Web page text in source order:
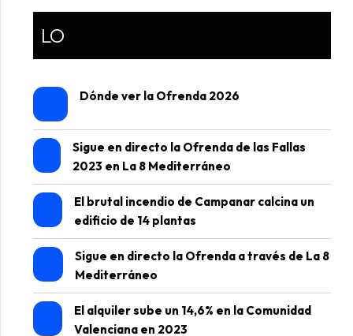
LO
Dónde ver la Ofrenda 2026
Sigue en directo la Ofrenda de las Fallas
2023 en La 8 Mediterráneo
El brutal incendio de Campanar calcina un
edificio de 14 plantas
Sigue en directo la Ofrenda a través de La 8
Mediterráneo
El alquiler sube un 14,6% en la Comunidad
Valenciana en 2023